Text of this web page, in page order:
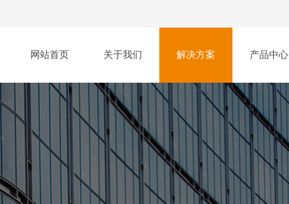
网站首页 关于我们 解决方案 产品中心